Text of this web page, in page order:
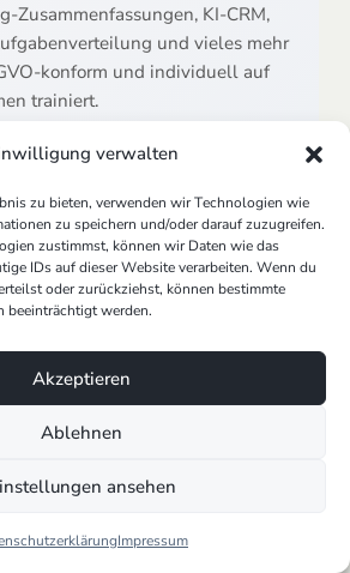
verwalten
zu bieten, verwenden wir Technologien wie
zu speichern und/oder darauf zuzugreifen.
zustimmst, können wir Daten wie das
IDs auf dieser Website verarbeiten. Wenn du
oder zurückziehst, können bestimmte
beeinträchtigt werden.
Akzeptieren
Ablehnen
ansehen
Impressum
Zusammenfassungen, KI-CRM,
und vieles mehr
konform und individuell auf
trainiert.
KI System ansehen
die Gestaltung effizienter
Bevor du einen Workflow in n8n
du klar definieren, was du
Eine präzise Zielsetzung hilft,
effizient zu gestalten.
Workflow in übersichtliche
zukünftige Anpassungen.